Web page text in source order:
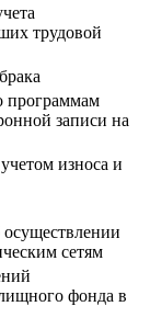
трудовой
программам
записи на
износа и
сетям
фонда в